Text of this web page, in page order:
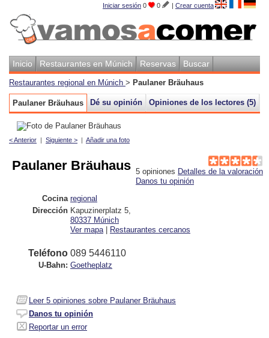
Iniciar sesión 0 0 | Crear cuenta
Inicio Restaurantes en Múnich Reservas Buscar
Restaurantes regional en Múnich > Paulaner Bräuhaus
Paulaner Bräuhaus Dé su opinión Opiniones de los lectores (5)
< Anterior | Siguiente > | Añadir una foto
5 opiniones Detalles de la valoración
Danos tu opinión
Paulaner Bräuhaus
Cocina regional
Dirección Kapuzinerplatz 5
80337 Múnich
Ver mapa | Restaurantes cercanos
Teléfono 089 5446110
U-Bahn: Goetheplatz
Leer 5 opiniones sobre Paulaner Bräuhaus
Danos tu opinión
Reportar un error